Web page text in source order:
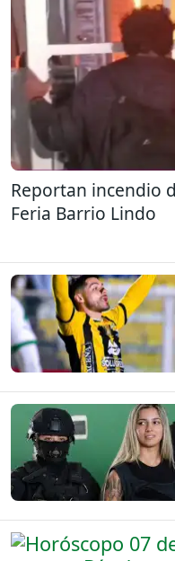
Reportan incendio
Feria Barrio Lindo